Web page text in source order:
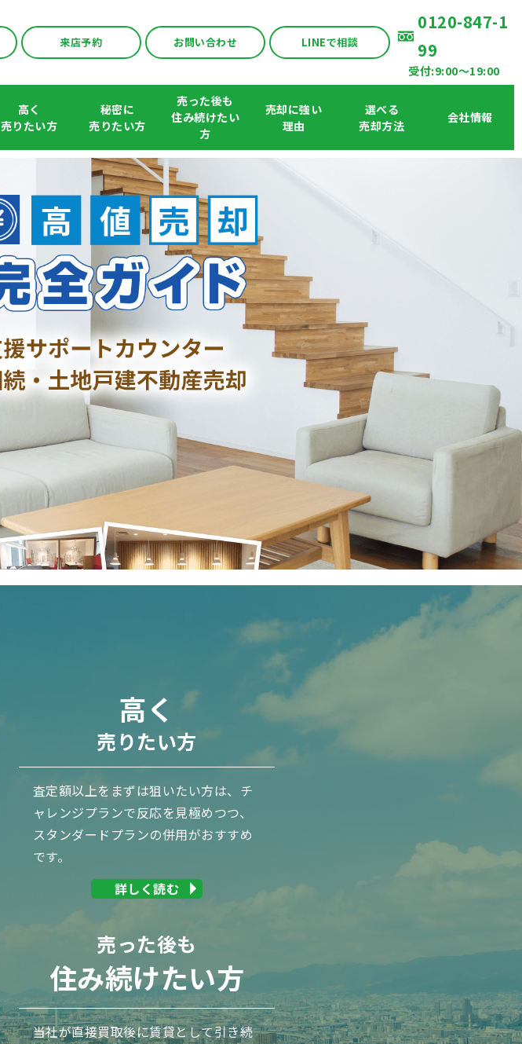
来店予約 お問い合わせ LINEで相談
0120-847-1
99
受付:9:00〜19:00
高く
売りたい方
秘密に
売りたい方
売った後も
住み続けたい
方
売却に強い
理由
選べる
売却方法
会社情報
高く
売りたい方
査定額以上をまずは狙いたい方は、チ
ャレンジプランで反応を見極めつつ、
スタンダードプランの併用がおすすめ
です。
詳しく読む
売った後も
住み続けたい方
当社が直接買取後に賃貸として引き続